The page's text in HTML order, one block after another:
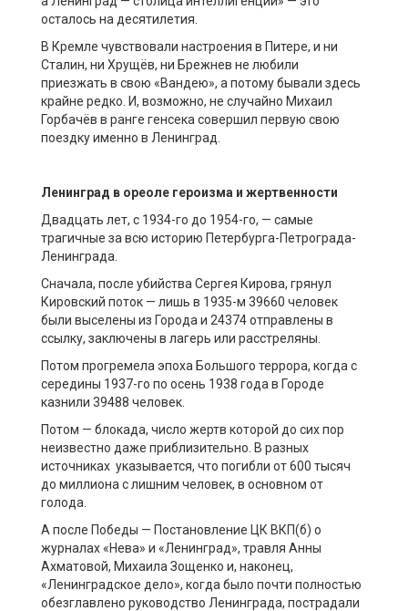
осталось на десятилетия.
В Кремле чувствовали настроения в Питере, и ни
Сталин, ни Хрущёв, ни Брежнев не любили
приезжать в свою «Вандею», а потому бывали здесь
крайне редко. И, возможно, не случайно Михаил
Горбачёв в ранге генсека совершил первую свою
поездку именно в Ленинград.
Ленинград в ореоле героизма и жертвенности
Двадцать лет, с 1934-го до 1954-го, — самые
трагичные за всю историю Петербурга-Петрограда-
Ленинграда.
Сначала, после убийства Сергея Кирова, грянул
Кировский поток — лишь в 1935-м 39660 человек
были выселены из Города и 24374 отправлены в
ссылку, заключены в лагерь или расстреляны.
Потом прогремела эпоха Большого террора, когда с
середины 1937-го по осень 1938 года в Городе
казнили 39488 человек.
Потом — блокада, число жертв которой до сих пор
неизвестно даже приблизительно. В разных
источниках указывается, что погибли от 600 тысяч
до миллиона с лишним человек, в основном от
голода.
А после Победы — Постановление ЦК ВКП(б) о
журналах «Нева» и «Ленинград», травля Анны
Ахматовой, Михаила Зощенко и, наконец,
«Ленинградское дело», когда было почти полностью
обезглавлено руководство Ленинграда, пострадали